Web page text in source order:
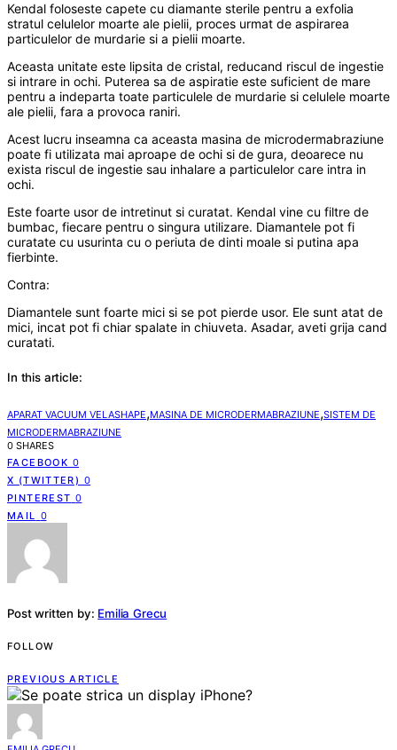
Kendal foloseste capete cu diamante sterile pentru a exfolia
stratul celulelor moarte ale pielii, proces urmat de aspirarea
particulelor de murdarie si a pielii moarte.
Aceasta unitate este lipsita de cristal, reducand riscul de ingestie
si intrare in ochi. Puterea sa de aspiratie este suficient de mare
pentru a indeparta toate particulele de murdarie si celulele moarte
ale pielii, fara a provoca raniri.
Acest lucru inseamna ca aceasta masina de microdermabraziune
poate fi utilizata mai aproape de ochi si de gura, deoarece nu
exista riscul de ingestie sau inhalare a particulelor care intra in
ochi.
Este foarte usor de intretinut si curatat. Kendal vine cu filtre de
bumbac, fiecare pentru o singura utilizare. Diamantele pot fi
curatate cu usurinta cu o periuta de dinti moale si putina apa
fierbinte.
Contra:
Diamantele sunt foarte mici si se pot pierde usor. Ele sunt atat de
mici, incat pot fi chiar spalate in chiuveta. Asadar, aveti grija cand
curatati.
In this article:
APARAT VACUUM VELASHAPE,MASINA DE MICRODERMABRAZIUNE,SISTEM DE
MICRODERMABRAZIUNE
0 SHARES
FACEBOOK 0
X (TWITTER) 0
PINTEREST 0
MAIL
0
Post written by: Emilia Grecu
FOLLOW
PREVIOUS ARTICLE